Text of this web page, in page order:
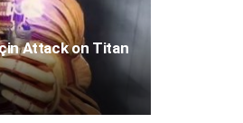
Attack on Titan